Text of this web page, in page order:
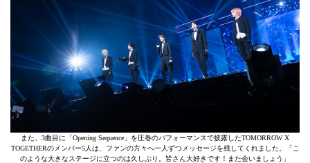
また、3曲⽬に「Opening Sequence」を圧巻のパフォーマンスで披露したTOMORROW X
TOGETHERのメンバー5⼈は、ファンの⽅々へ⼀⼈ずつメッセージを残してくれました。「こ
のような⼤きなステージに⽴つのは久しぶり。皆さん⼤好きです！また会いましょう」